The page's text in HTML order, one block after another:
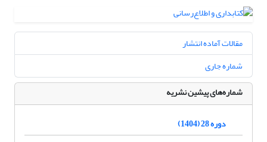
مقالات آماده انتشار
شماره جاری
شماره‌های پیشین نشریه
دوره 28 (1404)